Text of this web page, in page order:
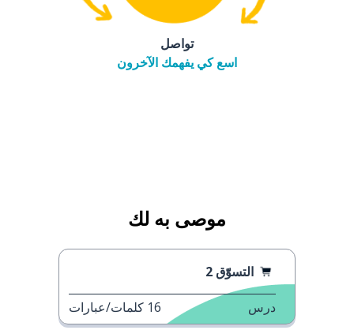
تواصل
اسع كي يفهمك الآخرون
موصى به لك
التسوّّق 2
درس 16 كلمات/عبارات